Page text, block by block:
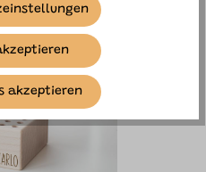
akzeptieren